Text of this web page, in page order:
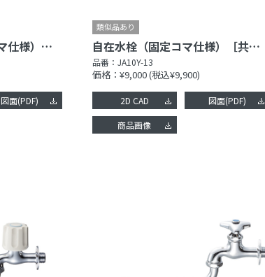
自在水栓（節水固定コマ仕様）［共用形］
図面(PDF)
自在水栓（固定コマ仕様）［共用形］
品番： JA10Y-13
価格：¥9,000(税込¥9,900)
2D CAD 図面(PDF)
商品画像